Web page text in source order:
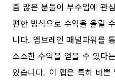
즘 많은 분들이 부수입에 관
편한 방식으로 수익을 올릴
니다. 엠브레인 패널파워를
소소한 수익을 얻을 수 있다
있습니다. 이 앱은 특히 바쁜